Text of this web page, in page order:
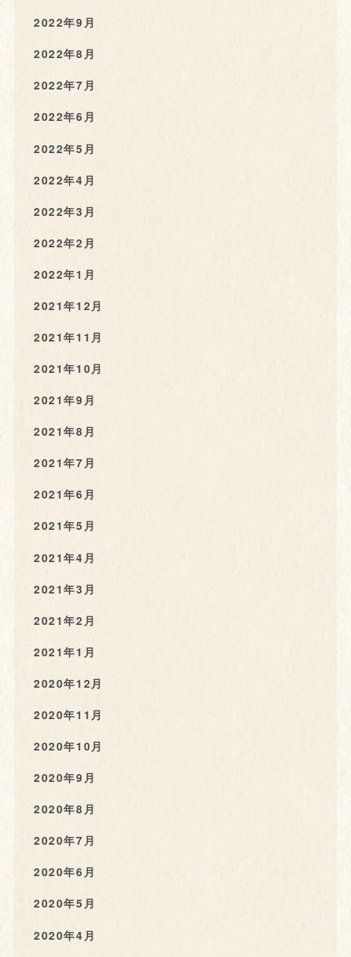
2022年9月
2022年8月
2022年7月
2022年6月
2022年5月
2022年4月
2022年3月
2022年2月
2022年1月
2021年12月
2021年11月
2021年10月
2021年9月
2021年8月
2021年7月
2021年6月
2021年5月
2021年4月
2021年3月
2021年2月
2021年1月
2020年12月
2020年11月
2020年10月
2020年9月
2020年8月
2020年7月
2020年6月
2020年5月
2020年4月